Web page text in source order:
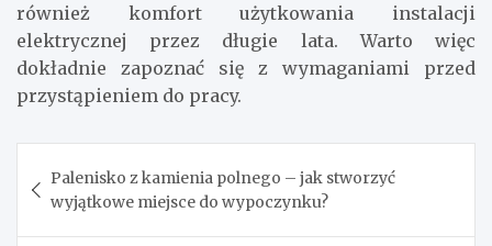
również komfort użytkowania instalacji
elektrycznej przez długie lata. Warto więc
dokładnie zapoznać się z wymaganiami przed
przystąpieniem do pracy.
wpisu
Palenisko z kamienia polnego – jak stworzyć
wyjątkowe miejsce do wypoczynku?